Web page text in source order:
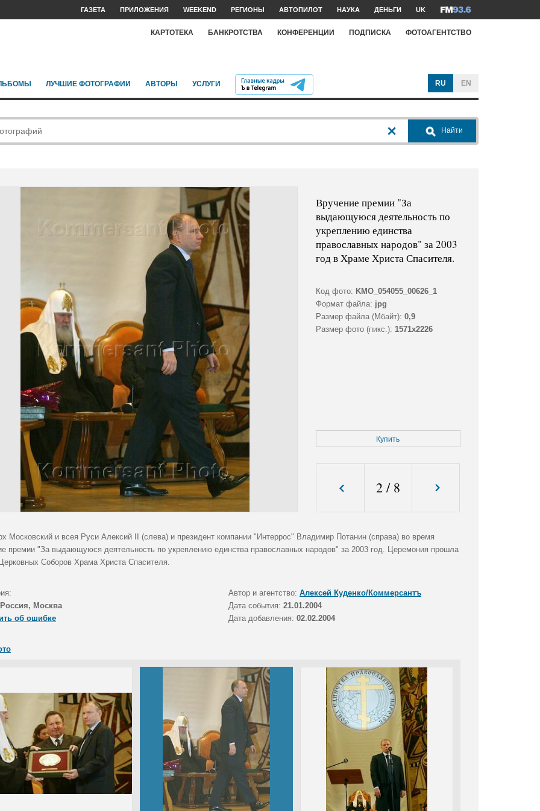
ГАЗЕТА ПРИЛОЖЕНИЯ WEEKEND РЕГИОНЫ АВТОПИЛОТ НАУКА ДЕНЬГИ UK
КАРТОТЕКА БАНКРОТСТВА КОНФЕРЕНЦИИ ПОДПИСКА ФОТОАГЕНТСТВО
ЛУЧШИЕ ФОТОГРАФИИ АВТОРЫ УСЛУГИ RU EN
Найти
Вручение премии "За
выдающуюся деятельность по
укреплению единства
православных народов" за 2003
год в Храме Христа Спасителя.
Код фото: KMO_054055_00626_1
Формат файла: jpg
Размер файла (Мбайт): 0,9
Размер фото (пикс.): 1571x2226
Купить
2/ 8
Московский и всея Руси Алексий II (слева) и президент компании "Интеррос" Владимир Потанин (справа) во время
премии "За выдающуюся деятельность по укреплению единства православных народов" за 2003 год. Церемония прошла
Соборов Храма Христа Спасителя.
Автор и агентство: Алексей Куденко/Коммерсантъ
Россия, Москва Дата события: 21.01.2004
об ошибке
Дата добавления: 02.02.2004